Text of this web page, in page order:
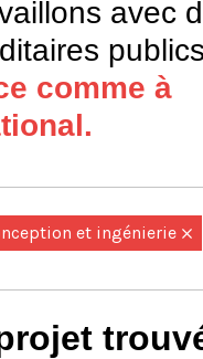
avec
comme à
et ingénierie
Graphisme